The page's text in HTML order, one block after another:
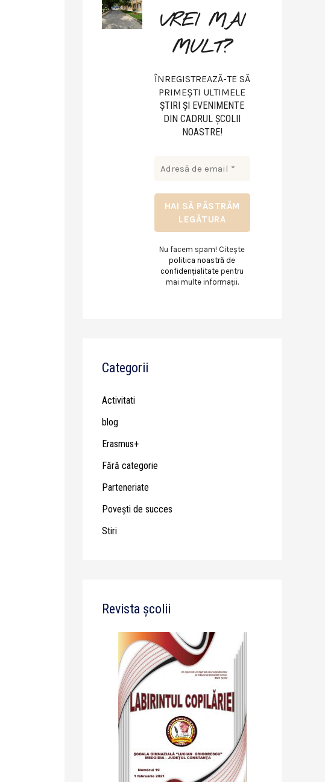
VREI MAI
MULT?
ÎNREGISTREAZĂ-TE SĂ
PRIMEȘTI ULTIMELE
ŞTIRI ŞI EVENIMENTE
DIN CADRUL ŞCOLII
NOASTRE!
Nu facem spam! Citește
politica noastră de
confidențialitate pentru
mai multe informații.
Categorii
Activitati
blog
Erasmus+
Fără categorie
Parteneriate
Poveşti de succes
Stiri
Revista școlii